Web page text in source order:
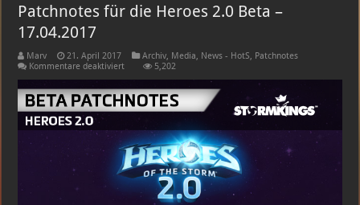
Patchnotes für die Heroes 2.0 Beta –
17.04.2017
Marv 21. April 2017 Archiv, Media, News - HotS, Patchnotes
Kommentare deaktiviertfür
für
die
Heroes
Beta
–
17.04.2017
5,202